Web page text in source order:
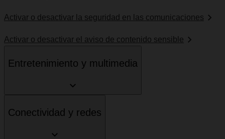
Activar o desactivar la seguridad en las comunicaciones
Activar o desactivar el aviso de contenido sensible
Entretenimiento y multimedia
Conectividad y redes